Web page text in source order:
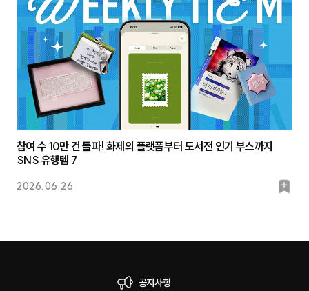
크
2026.06.26
북
참여 수 10만 건 돌파! 화제의 플랫폼부터 도서전 인기 부스까지
SNS 유행템 7
공지사항